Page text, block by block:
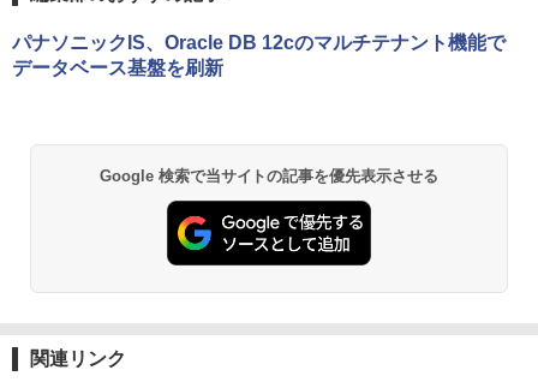
パナソニックIS、Oracle DB 12cのマルチテナント機能で
データベース基盤を刷新
Google 検索で当サイトの記事を優先表示させる
関連リンク